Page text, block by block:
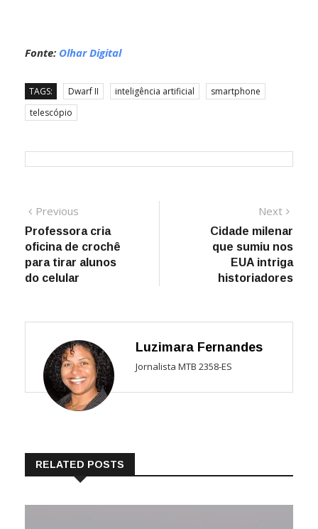
Fonte: Olhar Digital
TAGS: Dwarf II inteligência artificial
smartphone
telescópio
Navegação
de
Post
Previous
post:
Professora cria
oficina de crochê
para tirar alunos
do celular
Next
Cidade milenar
que sumiu nos
EUA intriga
historiadores
Luzimara Fernandes
Jornalista MTB 2358-ES
RELATED POSTS